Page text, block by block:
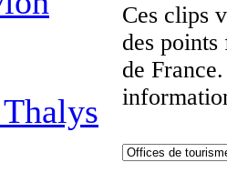
Ces clips
des
de